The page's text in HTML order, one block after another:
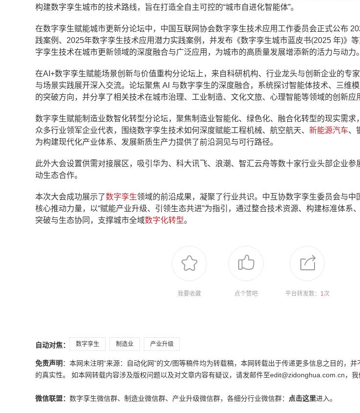
构建数字孪生城市的技术路线，旨在打造全自主可控的“城市自进化智能体”。
在数字孪生赋能城市更新分论坛中，中国互联网协会数字孪生技术应用工作委员会正式公布
践案例、2025年数字孪生技术应用潜力实践案例，并发布《数字孪生城市蓝皮书(2025 年)》
字孪生技术在城市更新领域的深度融合与广泛应用，为城市的高质量发展增添新的活力与动力。
在AI+数字孪生赋能场景创新与价值重构分论坛上，来自科研机构、行业龙头与创新企业的专
与场景实践展开深入交流。论坛聚焦 AI 与数字孪生的深度融合，系统探讨智能体技术、三维
的突破方向，并分享了相关技术在城市治理、工业制造、文化文旅、心理智能等领域的创新应
数字孪生赋能制造业数智化转型分论坛，聚焦制造业智能化、绿色化、融合化转型的现实需求
众多行业领军企业代表，围绕数字孪生技术如何深度赋能工程机械、航空航天、 新能源汽车、
为构建现代化产业体系、发展新质生产力提供了前沿洞见与可行路径。
此外大会设置供需对接展区，吸引华为、科大讯飞、浪潮、智汇云舟等数十家行业头部企业参
动生态合作。
本次大会成功展示了数字孪生领域的前沿成果，凝聚了行业共识。中互协数字孪生委员会与中
核心推动力量，以“赋能产业升级、引领生态共进”为指引，通过整合技术资源、构建标准体系
突破与生态协同，支撑城市全域数字化转型。
我要收藏 点个赞吧 平台转发数： 1次
自动对焦： 数字孪生 制造业 产业升级
免责声明 ：本网未注明“来源：自动化网”的文/图等稿件均为转载稿，本网转载出于传递更多信息之目的，
的真实性。 如本网转载内容涉及版权问题以及对文章内容有疑议，请发邮件至edit@zidonghua.com.cn，我
微信联盟： 数字孪生微信群、制造业微信群、产业升级微信群，各细分行业微信群： 点击这里进入。